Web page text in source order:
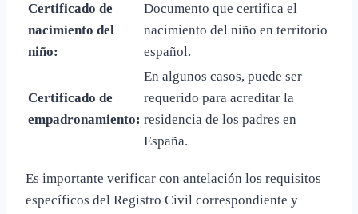
Certificado de
nacimiento del
niño:
Documento que certifica el
nacimiento del niño en territorio
español.
Certificado de
empadronamiento:
En algunos casos, puede ser
requerido para acreditar la
residencia de los padres en
España.
Es importante verificar con antelación los requisitos
específicos del Registro Civil correspondiente y